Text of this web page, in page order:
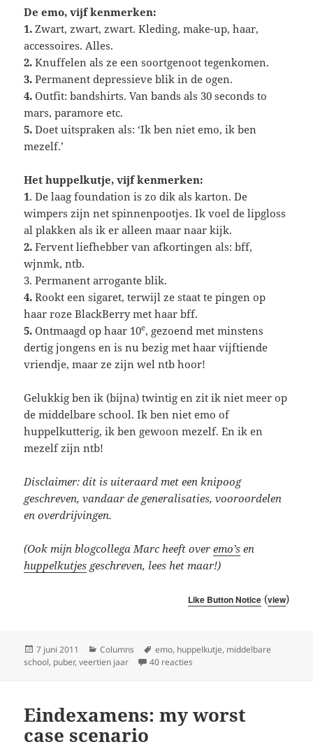
De emo, vijf kenmerken:
1.Zwart, zwart, zwart. Kleding, make-up, haar,
accessoires. Alles.
2. Knuffelen als ze een soortgenoot tegenkomen.
3. Permanent depressieve blik in de ogen.
4. Outfit: bandshirts. Van bands als 30 seconds to
mars, paramore etc.
5. Doet uitspraken als: ‘Ik ben niet emo, ik ben
mezelf.’
Het huppelkutje, vijf kenmerken:
1. De laag foundation is zo dik als karton. De
wimpers zijn net spinnenpootjes. Ik voel de lipgloss
al plakken als ik er alleen maar naar kijk.
2.Fervent liefhebber van afkortingen als: bff,
wjnmk, ntb.
3. Permanent arrogante blik.
4. Rookt een sigaret, terwijl ze staat te pingen op
haar roze BlackBerry met haar bff.
5. Ontmaagd op haar 10e, gezoend met minstens
dertig jongens en is nu bezig met haar vijftiende
vriendje, maar ze zijn wel ntb hoor!
Gelukkig ben ik (bijna) twintig en zit ik niet meer op
de middelbare school. Ik ben niet emo of
huppelkutterig, ik ben gewoon mezelf. En ik en
mezelf zijn ntb!
Disclaimer: dit is uiteraard met een knipoog
geschreven, vandaar de generalisaties, vooroordelen
en overdrijvingen.
(Ook mijn blogcollega Marc heeft overemo’s en
huppelkutjes geschreven, lees het maar!)
Like Button Notice(view)
Geplaatst
op
7 juni 2011 Categorieën
Columns Tags
emo, huppelkutje, middelbare
school, puber,veertien jaar 40 reacties
Eindexamens: my worst
case scenario